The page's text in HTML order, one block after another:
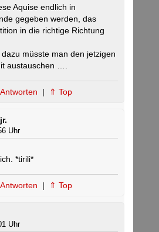
Aquise endlich in
gegeben werden, das
in die richtige Richtung
müsste man den jetzigen
austauschen ….
Antworten | ⇑ Top
Uhr
*tirili*
Antworten | ⇑ Top
Uhr